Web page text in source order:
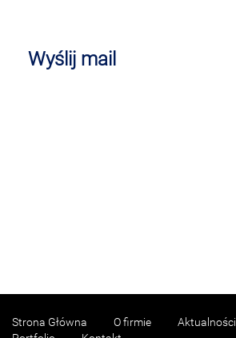
Wyślij mail
Strona Główna O firmie Aktualności